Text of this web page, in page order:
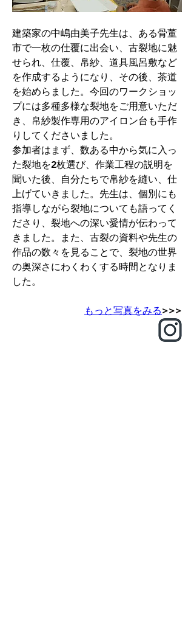
建築家の中嶋由美子先生は、ある骨董
市で一枚の仕覆に出会い、古裂地に魅
せられ、仕覆、帛紗、道具風呂敷など
を作成するようになり、その後、茶道
を始めらました。今回のワークショッ
プには多種多様な裂地をご用意いただ
き、帛紗製作専用のアイロン台も手作
りしてくださいました。
参加者はまず、数ある中から気に入っ
た裂地を2枚選び、作業工程の説明を
聞いた後、自分たちで帛紗を縫い、仕
上げていきました。先生は、個別にも
指導しながら裂地についても語ってく
ださり、裂地への深い愛情が伝わって
きました。また、古裂の資料や先生の
作品の数々を見ることで、裂地の世界
の奥深さにわくわくする時間となりま
した。
もっと写真をみる>>>